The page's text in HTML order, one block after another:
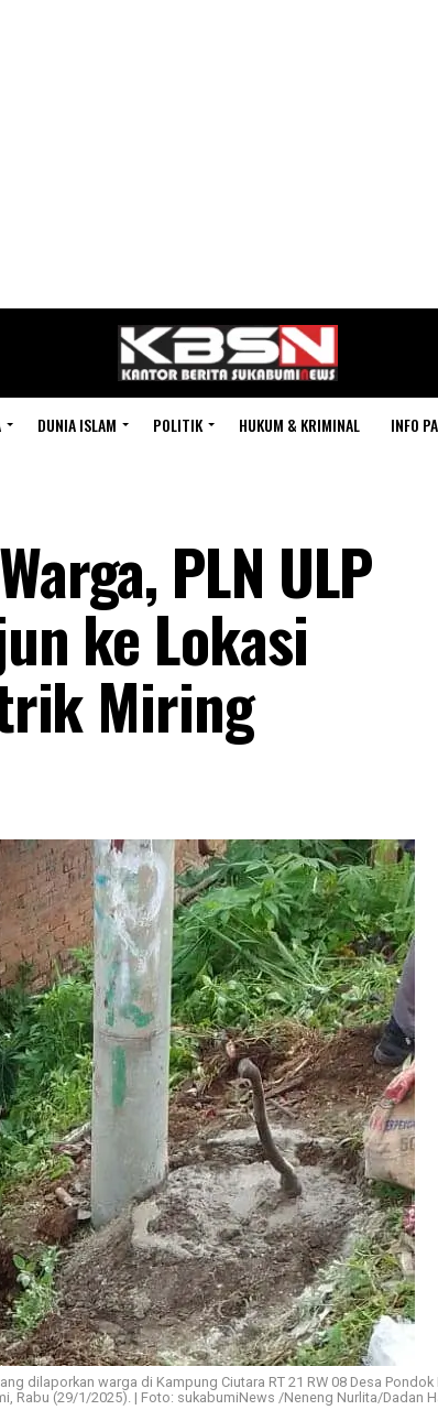
DUNIA ISLAM POLITIK HUKUM & KRIMINAL INFO
PLN ULP
ke Lokasi
Miring
dilaporkan warga di Kampung Ciutara RT 21 RW 08 Desa Pondok
Rabu (29/1/2025). | Foto: sukabumiNews /Neneng Nurlita/Dadan